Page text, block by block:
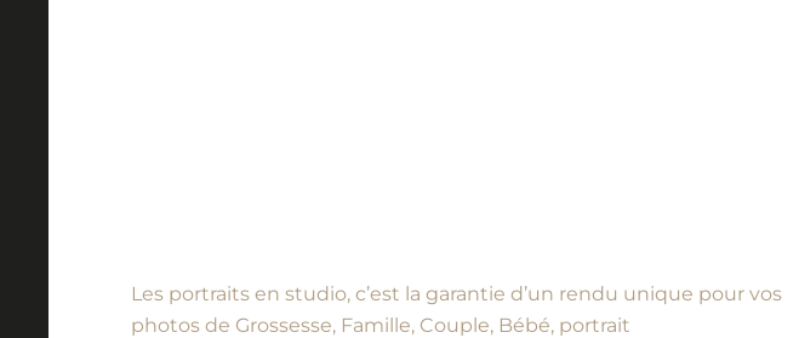
Les portraits en studio, c’est la garantie d’un rendu unique pour vos
photos de Grossesse, Famille, Couple, Bébé, portrait